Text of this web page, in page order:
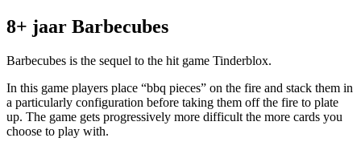
8+ jaar Barbecubes
Barbecubes is the sequel to the hit game Tinderblox.
In this game players place “bbq pieces” on the fire and stack them in
a particularly configuration before taking them off the fire to plate
up. The game gets progressively more difficult the more cards you
choose to play with.